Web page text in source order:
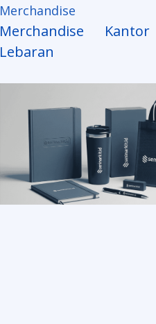
Merchandise
Merchandise Kantor
Lebaran